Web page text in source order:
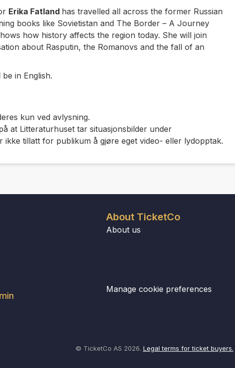
Erika Fatland has travelled all across the former Russian
books like Sovietistan and The Border – A Journey
how history affects the region today. She will join
about Rasputin, the Romanovs and the fall of an
in English.
kun ved avlysning.
at Litteraturhuset tar situasjonsbilder under
ikke tillatt for publikum å gjøre eget video- eller lydopptak.
About TicketCo
About us
Manage cookie preferences
© TicketCo AS 2026. Legal terms for ticket buyers.